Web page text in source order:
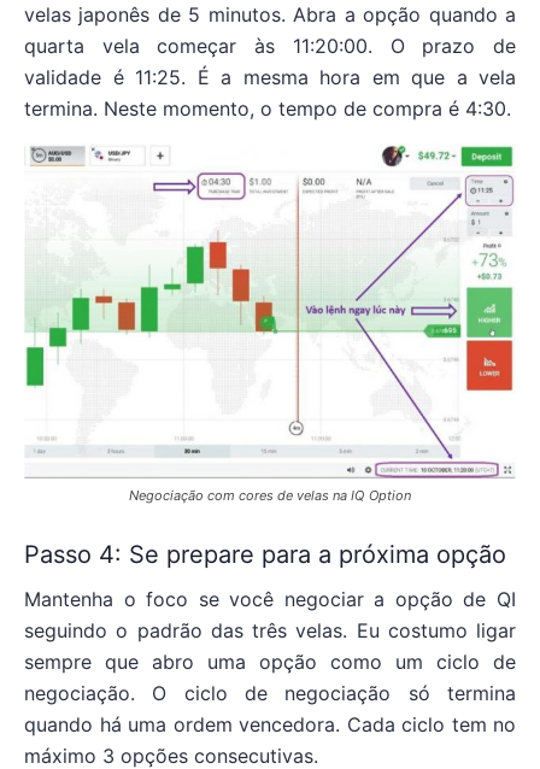
velas japonês de 5 minutos. Abra a opção quando a
quarta vela começar às 11:20:00. O prazo de
validade é 11:25. É a mesma hora em que a vela
termina. Neste momento, o tempo de compra é 4:30.
Negociação com cores de velas na IQ Option
Passo 4: Se prepare para a próxima opção
Mantenha o foco se você negociar a opção de QI
seguindo o padrão das três velas. Eu costumo ligar
sempre que abro uma opção como um ciclo de
negociação. O ciclo de negociação só termina
quando há uma ordem vencedora. Cada ciclo tem no
máximo 3 opções consecutivas.